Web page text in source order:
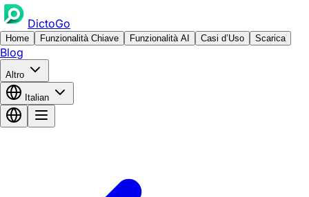
DictoGo
Home Funzionalità Chiave Funzionalità AI Casi d’Uso Scarica
Blog
Altro
Italian